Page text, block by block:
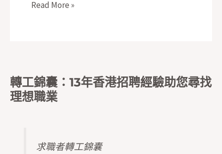
Read More »
轉工錦囊：13年香港招聘經驗助您尋找
理想職業
求職者轉工錦囊